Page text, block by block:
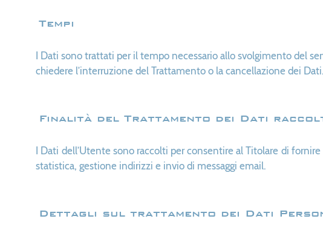
Tempi
I Dati sono trattati per il tempo necessario allo svolgimento del
chiedere l’interruzione del Trattamento o la cancellazione dei Dati.
Finalità del Trattamento dei Dati
I Dati dell’Utente sono raccolti per consentire al Titolare di
statistica, gestione indirizzi e invio di messaggi email.
Dettagli sul trattamento dei Dati